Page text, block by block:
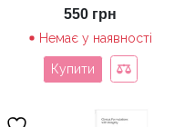
550 грн
Немає у наявності
Купити